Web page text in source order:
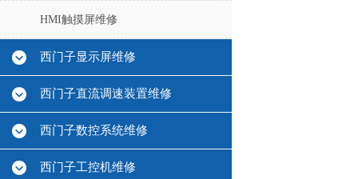
HMI触摸屏维修
西门子显示屏维修
西门子直流调速装置维修
西门子数控系统维修
西门子工控机维修